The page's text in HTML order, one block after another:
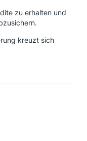
zu erhalten und
kreuzt sich